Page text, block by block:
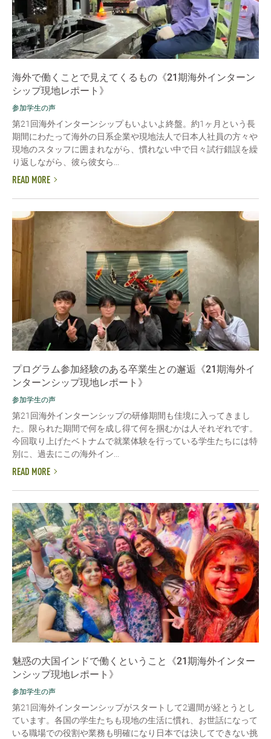
海外で働くことで見えてくるもの《21期海外インターン
シップ現地レポート》
参加学生の声
第21回海外インターンシップもいよいよ終盤。約1ヶ月という長
期間にわたって海外の日系企業や現地法人で日本人社員の方々や
現地のスタッフに囲まれながら、慣れない中で日々試行錯誤を繰
り返しながら、彼ら彼女ら...
READ MORE
プログラム参加経験のある卒業生との邂逅《21期海外イ
ンターンシップ現地レポート》
参加学生の声
第21回海外インターンシップの研修期間も佳境に入ってきまし
た。限られた期間で何を成し得て何を掴むかは人それぞれです。
今回取り上げたベトナムで就業体験を行っている学生たちには特
別に、過去にこの海外イン...
READ MORE
魅惑の大国インドで働くということ《21期海外インター
ンシップ現地レポート》
参加学生の声
第21回海外インターンシップがスタートして2週間が経とうとし
ています。各国の学生たちも現地の生活に慣れ、お世話になって
いる職場での役割や業務も明確になり日本では決してできない挑